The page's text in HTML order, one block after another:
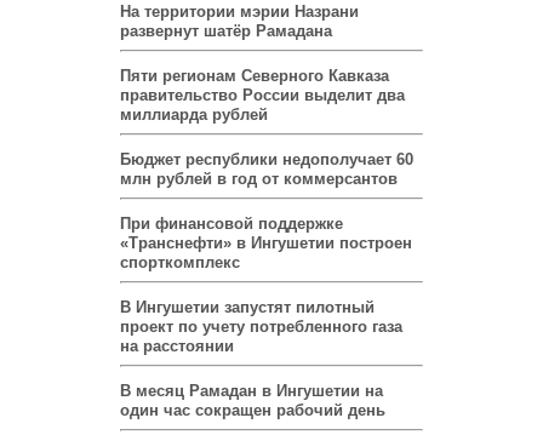
На территории мэрии Назрани
развернут шатёр Рамадана
Пяти регионам Северного Кавказа
правительство России выделит два
миллиарда рублей
Бюджет республики недополучает 60
млн рублей в год от коммерсантов
При финансовой поддержке
«Транснефти» в Ингушетии построен
спорткомплекс
В Ингушетии запустят пилотный
проект по учету потребленного газа
на расстоянии
В месяц Рамадан в Ингушетии на
один час сокращен рабочий день